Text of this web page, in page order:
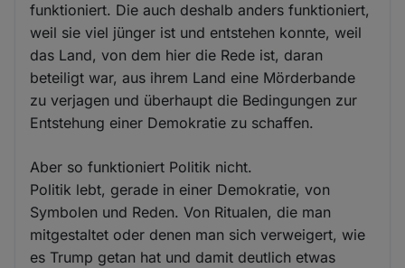
funktioniert. Die auch deshalb anders funktioniert,
weil sie viel jünger ist und entstehen konnte, weil
das Land, von dem hier die Rede ist, daran
beteiligt war, aus ihrem Land eine Mörderbande
zu verjagen und überhaupt die Bedingungen zur
Entstehung einer Demokratie zu schaffen.
Aber so funktioniert Politik nicht.
Politik lebt, gerade in einer Demokratie, von
Symbolen und Reden. Von Ritualen, die man
mitgestaltet oder denen man sich verweigert, wie
es Trump getan hat und damit deutlich etwas